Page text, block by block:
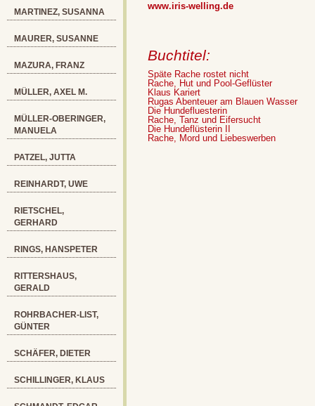
MARTINEZ, SUSANNA
MAURER, SUSANNE
MAZURA, FRANZ
MÜLLER, AXEL M.
MÜLLER-OBERINGER,
MANUELA
PATZEL, JUTTA
REINHARDT, UWE
RIETSCHEL,
GERHARD
RINGS, HANSPETER
RITTERSHAUS,
GERALD
ROHRBACHER-LIST,
GÜNTER
SCHÄFER, DIETER
SCHILLINGER, KLAUS
www.iris-welling.de
Buchtitel:
Späte Rache rostet nicht
Rache, Hut und Pool-Geflüster
Klaus Kariert
Rugas Abenteuer am Blauen Wasser
Die Hundefluesterin
Rache, Tanz und Eifersucht
Die Hundeflüsterin II
Rache, Mord und Liebeswerben